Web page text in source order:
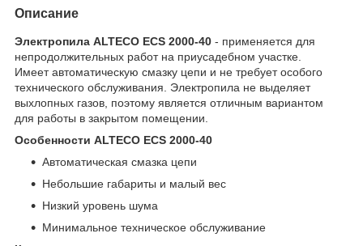
Описание
Электропила ALTECO ECS 2000-40 - применяется для
непродолжительных работ на приусадебном участке.
Имеет автоматическую смазку цепи и не требует особого
технического обслуживания. Электропила не выделяет
выхлопных газов, поэтому является отличным вариантом
для работы в закрытом помещении.
Особенности ALTECO ECS 2000-40
Автоматическая смазка цепи
Небольшие габариты и малый вес
Низкий уровень шума
Минимальное техническое обслуживание